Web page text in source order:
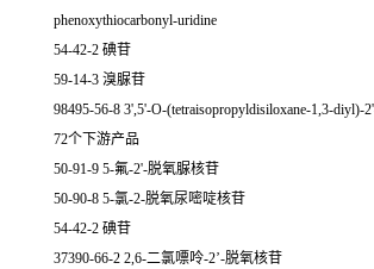
phenoxythiocarbonyl-uridine
54-42-2 碘苷
59-14-3 溴脲苷
98495-56-8 3',5'-O-(tetraisopropyldisiloxane-1,3-diyl)-
72个下游产品
50-91-9 5-氟-2'-脱氧脲核苷
50-90-8 5-氯-2-脱氧尿嘧啶核苷
54-42-2 碘苷
37390-66-2 2,6-二氯嘌呤-2’-脱氧核苷